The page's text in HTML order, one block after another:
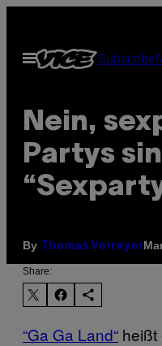
content
Open
Menu
Subscribe
Nein,
Partys
By Thomas Vorreyer
Share:
“Ga Ga Land“ heißt